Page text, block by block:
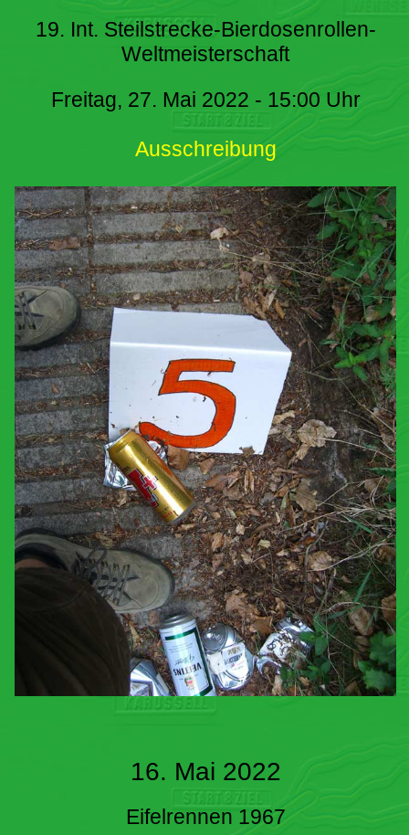
19. Int. Steilstrecke-Bierdosenrollen-
Weltmeisterschaft
Freitag, 27. Mai 2022 - 15:00 Uhr
Ausschreibung
16. Mai 2022
Eifelrennen 1967